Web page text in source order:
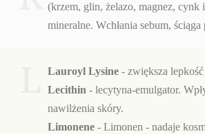
(krzem, glin, żelazo, magnez, cynk
mineralne. Wchłania sebum, ściąga
Lauroyl Lysine - zwiększa
Lecithin - lecytyna-emulgator.
nawilżenia skóry.
Limonene - Limonen - nadaje